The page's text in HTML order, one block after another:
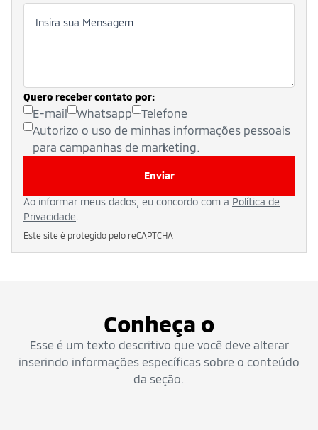
Quero receber contato por:
E-mail Whatsapp
Telefone
Autorizo o uso de minhas informações pessoais
para campanhas de marketing.
Enviar
Ao informar meus dados, eu concordo com a Política de
Privacidade
Este site é protegido pelo reCAPTCHA
Conheça o
Esse é um texto descritivo que você deve alterar
inserindo informações específicas sobre o conteúdo
da seção.